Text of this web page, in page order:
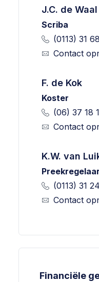
J.C. de Waal
Scriba
(0113) 31
Contact
F. de Kok
Koster
(06) 37 18
Contact
K.W. van
Preekregelaar
(0113) 31
Contact
Financiële